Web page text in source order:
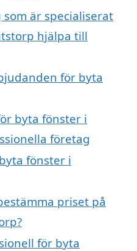
är specialiserat
hjälpa till
för byta
byta fönster i
företag
fönster i
priset på
för byta